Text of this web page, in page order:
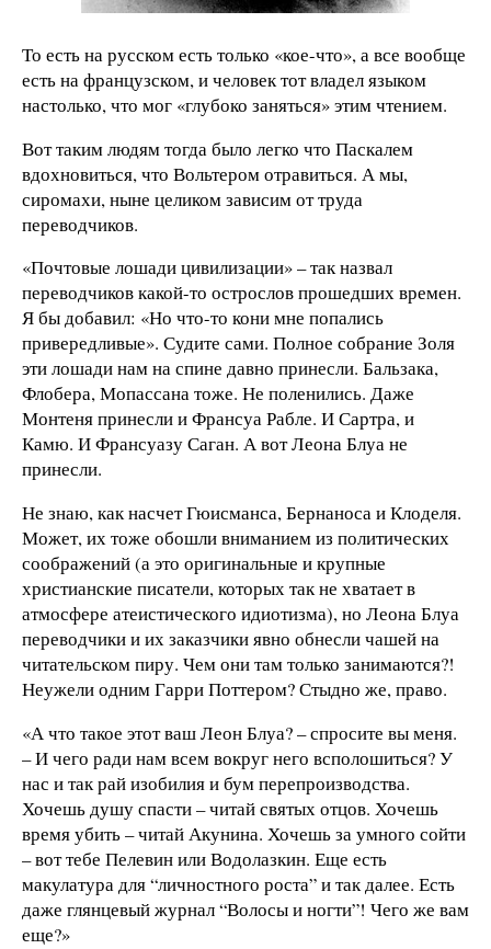
То есть на русском есть только «кое-что», а все вообще
есть на французском, и человек тот владел языком
настолько, что мог «глубоко заняться» этим чтением.
Вот таким людям тогда было легко что Паскалем
вдохновиться, что Вольтером отравиться. А мы,
сиромахи, ныне целиком зависим от труда
переводчиков.
«Почтовые лошади цивилизации» – так назвал
переводчиков какой-то острослов прошедших времен.
Я бы добавил: «Но что-то кони мне попались
привередливые». Судите сами. Полное собрание Золя
эти лошади нам на спине давно принесли. Бальзака,
Флобера, Мопассана тоже. Не поленились. Даже
Монтеня принесли и Франсуа Рабле. И Сартра, и
Камю. И Франсуазу Саган. А вот Леона Блуа не
принесли.
Не знаю, как насчет Гюисманса, Бернаноса и Клоделя.
Может, их тоже обошли вниманием из политических
соображений (а это оригинальные и крупные
христианские писатели, которых так не хватает в
атмосфере атеистического идиотизма), но Леона Блуа
переводчики и их заказчики явно обнесли чашей на
читательском пиру. Чем они там только занимаются?!
Неужели одним Гарри Поттером? Стыдно же, право.
«А что такое этот ваш Леон Блуа? – спросите вы меня.
– И чего ради нам всем вокруг него всполошиться? У
нас и так рай изобилия и бум перепроизводства.
Хочешь душу спасти – читай святых отцов. Хочешь
время убить – читай Акунина. Хочешь за умного сойти
– вот тебе Пелевин или Водолазкин. Еще есть
макулатура для “личностного роста” и так далее. Есть
даже глянцевый журнал “Волосы и ногти”! Чего же вам
еще?»